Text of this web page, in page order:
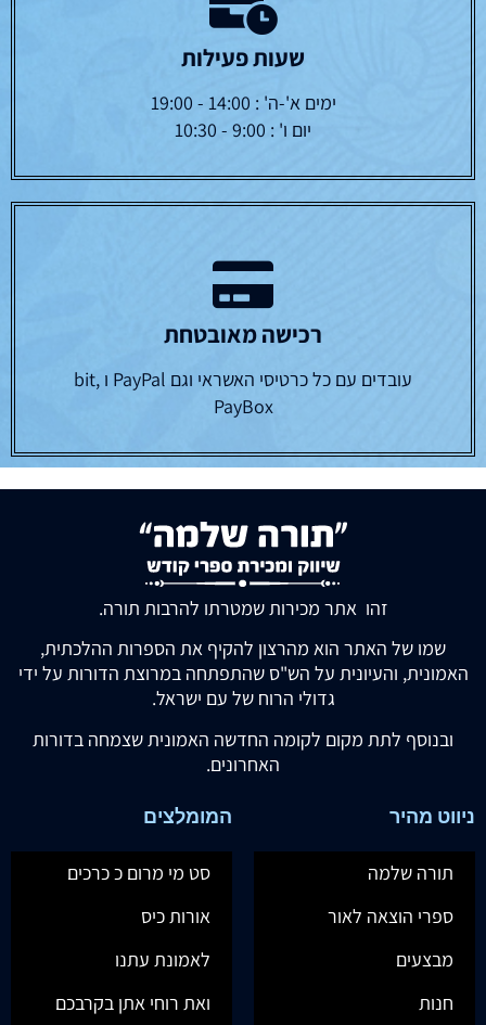
שעות פעילות
ימים א'-ה' : 14:00 - 19:00
יום ו' : 9:00 - 10:30
רכישה מאובטחת
עובדים עם כל כרטיסי האשראי וגם PayPal ו bit,
PayBox
זהו אתר מכירות שמטרתו להרבות תורה.
שמו של האתר הוא מהרצון להקיף את הספרות ההלכתית,
האמונית, והעיונית על הש"ס שהתפתחה במרוצת הדורות על ידי
גדולי הרוח של עם ישראל.
ובנוסף לתת מקום לקומה החדשה האמונית שצמחה בדורות
האחרונים.
ניווט מהיר
תורה שלמה
ספרי הוצאה לאור
מבצעים
חנות
המומלצים
סט מי מרום כ כרכים
אורות כיס
לאמונת עתנו
ואת רוחי אתן בקרבכם